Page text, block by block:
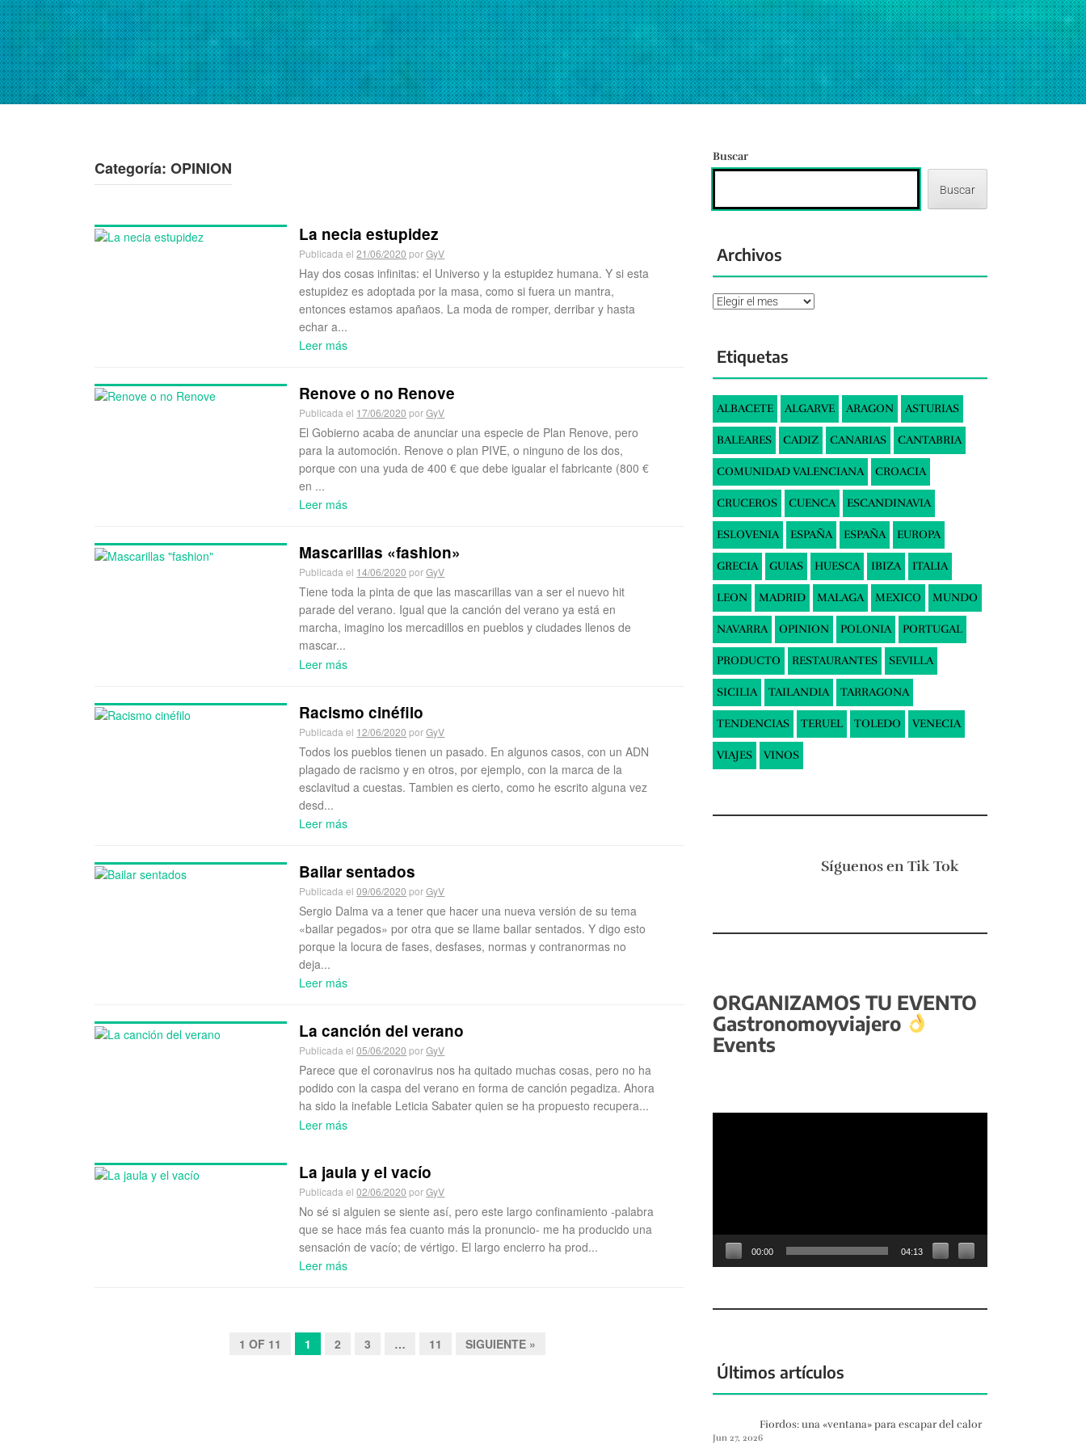
Categoría: OPINION
La necia estupidez
Publicada el21/06/2020 porGyV
Hay dos cosas infinitas: el Universo y la estupidez humana. Y si esta
estupidez es adoptada por la masa, como si fuera un mantra,
entonces estamos apañaos. La moda de romper, derribar y hasta
echar a...
Leer más
Renove o no Renove
Publicada el 17/06/2020 porGyV
El Gobierno acaba de anunciar una especie de Plan Renove, pero
para la automoción. Renove o plan PIVE, o ninguno de los dos,
porque con una yuda de 400 € que debe igualar el fabricante (800 €
en ...
Leer más
Mascarillas «fashion»
Publicada el 14/06/2020 porGyV
Tiene toda la pinta de que las mascarillas van a ser el nuevo hit
parade del verano. Igual que la canción del verano ya está en
marcha, imagino los mercadillos en pueblos y ciudades llenos de
mascar...
Leer más
Racismo cinéfilo
Publicada el 12/06/2020 porGyV
Todos los pueblos tienen un pasado. En algunos casos, con un ADN
plagado de racismo y en otros, por ejemplo, con la marca de la
esclavitud a cuestas. Tambien es cierto, como he escrito alguna vez
desd...
Leer más
Bailar sentados
Publicada el09/06/2020 porGyV
Sergio Dalma va a tener que hacer una nueva versión de su tema
«bailar pegados» por otra que se llame bailar sentados. Y digo esto
porque la locura de fases, desfases, normas y contranormas no
deja...
Leer más
La canción del verano
Publicada el05/06/2020 porGyV
Parece que el coronavirus nos ha quitado muchas cosas, pero no ha
podido con la caspa del verano en forma de canción pegadiza. Ahora
ha sido la inefable Leticia Sabater quien se ha propuesto recupera...
Leer más
La jaula y el vacío
Publicada el02/06/2020 porGyV
No sé si alguien se siente así, pero este largo confinamiento -palabra
que se hace más fea cuanto más la pronuncio- me ha producido una
sensación de vacío; de vértigo. El largo encierro ha prod...
Leer más
1 OF 11 1 2 3 … 11 SIGUIENTE »
Buscar
Buscar
Archivos
Archivos
Etiquetas
ALBACETE ALGARVE ARAGON ASTURIAS
BALEARES CADIZ CANARIAS CANTABRIA
COMUNIDAD VALENCIANA CROACIA
CRUCEROS CUENCA ESCANDINAVIA
ESLOVENIA ESPAÑA ESPAÑA EUROPA
GRECIA GUIAS HUESCA IBIZA ITALIA
LEON MADRID MALAGA MEXICO MUNDO
NAVARRA OPINION POLONIA PORTUGAL
PRODUCTO RESTAURANTES SEVILLA
SICILIA TAILANDIA TARRAGONA
TENDENCIAS TERUEL TOLEDO VENECIA
VIAJES VINOS
Síguenos en Tik Tok
ORGANIZAMOS TU EVENTO
Gastronomoyviajero
Events
00:00 04:13
Últimos artículos
Fiordos: una «ventana» para escapar del calor
Jun 27, 2026